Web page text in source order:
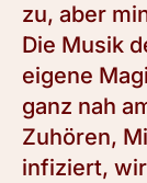
zu, aber
Die Musik
eigene
ganz nah
Zuhören,
infiziert,